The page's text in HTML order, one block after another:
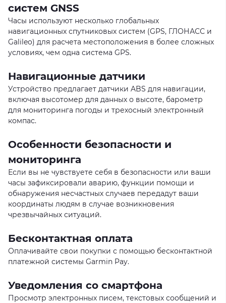
систем GNSS
Часы используют несколько глобальных
навигационных спутниковых систем (GPS, ГЛОНАСС и
Galileo) для расчета местоположения в более сложных
условиях, чем одна система GPS.
Навигационные датчики
Устройство предлагает датчики ABS для навигации,
включая высотомер для данных о высоте, барометр
для мониторинга погоды и трехосный электронный
компас.
Особенности безопасности и
мониторинга
Если вы не чувствуете себя в безопасности или ваши
часы зафиксировали аварию, функции помощи и
обнаружения несчастных случаев передадут ваши
координаты людям в случае возникновения
чрезвычайных ситуаций.
Бесконтактная оплата
Оплачивайте свои покупки с помощью бесконтактной
платежной системы Garmin Pay.
Уведомления со смартфона
Просмотр электронных писем, текстовых сообщений и